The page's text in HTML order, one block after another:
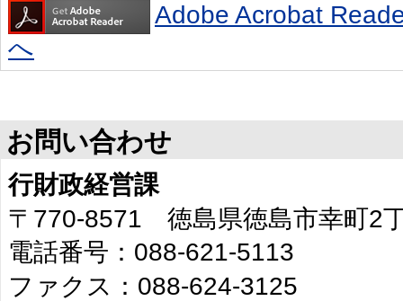
Adobe Acrobat
へ
お問い合わせ
行財政経営課
〒770-8571 徳島県徳島市幸町2
電話番号：088-621-5113
ファクス：088-624-3125